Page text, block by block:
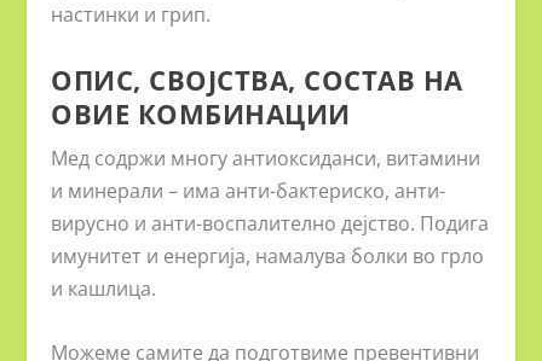
настинки и грип.
ОПИС, СВОЈСТВА, СОСТАВ НА
ОВИЕ КОМБИНАЦИИ
Мед содржи многу антиоксиданси, витамини
и минерали – има анти-бактериско, анти-
вирусно и анти-воспалително дејство. Подига
имунитет и енергија, намалува болки во грло
и кашлица.
Можеме самите да подготвиме превентивни